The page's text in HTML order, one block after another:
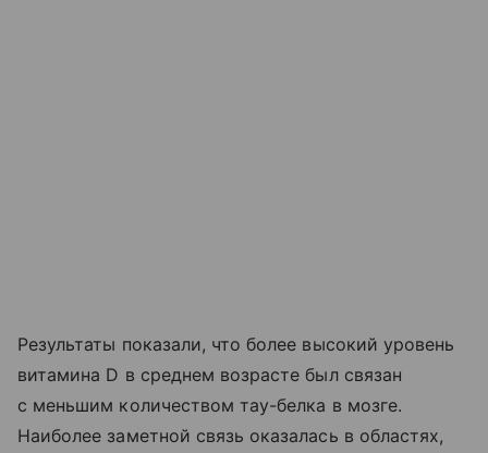
Результаты показали, что более высокий уровень
витамина D в среднем возрасте был связан
с меньшим количеством тау-белка в мозге.
Наиболее заметной связь оказалась в областях,